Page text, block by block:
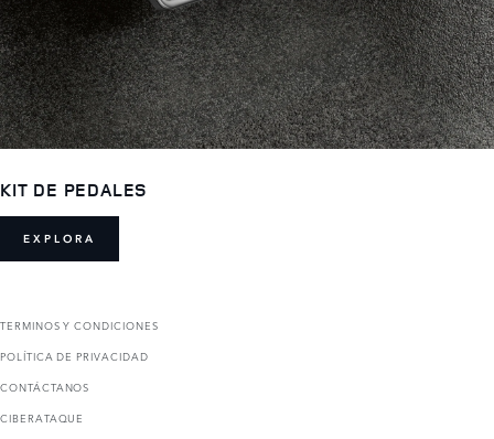
KIT DE PEDALES
EXPLORA
TERMINOS Y CONDICIONES
POLÍTICA DE PRIVACIDAD
CONTÁCTANOS
CIBERATAQUE